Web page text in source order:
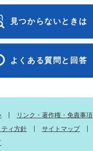
見つからないときは
よくある質問と回答
リンク・著作権・免責事項
ティ方針
サイトマップ